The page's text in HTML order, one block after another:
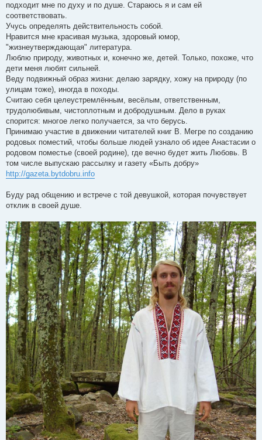
подходит мне по духу и по душе. Стараюсь я и сам ей
соответствовать.
Учусь определять действительность собой.
Нравится мне красивая музыка, здоровый юмор,
"жизнеутверждающая" литература.
Люблю природу, животных и, конечно же, детей. Только, похоже, что
дети меня любят сильней.
Веду подвижный образ жизни: делаю зарядку, хожу на природу (по
улицам тоже), иногда в походы.
Считаю себя целеустремлённым, весёлым, ответственным,
трудолюбивым, чистоплотным и добродушным. Дело в руках
спорится: многое легко получается, за что берусь.
Принимаю участие в движении читателей книг В. Мегре по созданию
родовых поместий, чтобы больше людей узнало об идее Анастасии о
родовом поместье (своей родине), где вечно будет жить Любовь. В
том числе выпускаю рассылку и газету «Быть добру»
http://gazeta.bytdobru.info
Буду рад общению и встрече с той девушкой, которая почувствует
отклик в своей душе.